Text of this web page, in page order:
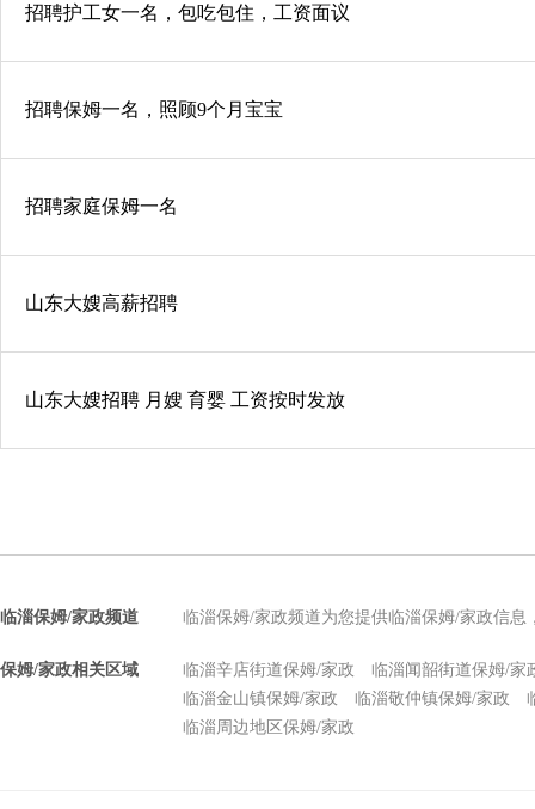
招聘护工女一名，包吃包住，工资面议
招聘保姆一名，照顾9个月宝宝
招聘家庭保姆一名
山东大嫂高薪招聘
山东大嫂招聘 月嫂 育婴 工资按时发放
临淄保姆/家政频道 临淄保姆/家政频道为您提供临淄保姆/家政信
保姆/家政相关区域 临淄辛店街道保姆/家政
临淄闻韶街道保姆/家
临淄金山镇保姆/家政
临淄敬仲镇保姆/家政
临淄周边地区保姆/家政